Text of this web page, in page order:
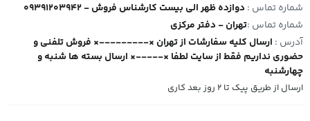
شماره تماس : 09391203942 - دوازده ظهر الی بیست کارشناس فروش
شماره تماس :تهران - دفتر مرکزی
آدرس : ارسال کلیه سفارشات از تهران ×---------× فروش تلفنی و
حضوری نداریم فقط از سایت لطفا ×-----× ارسال بسته ها شنبه و
چهارشنبه
ارسال از طریق پیک تا ۲ روز بعد کاری